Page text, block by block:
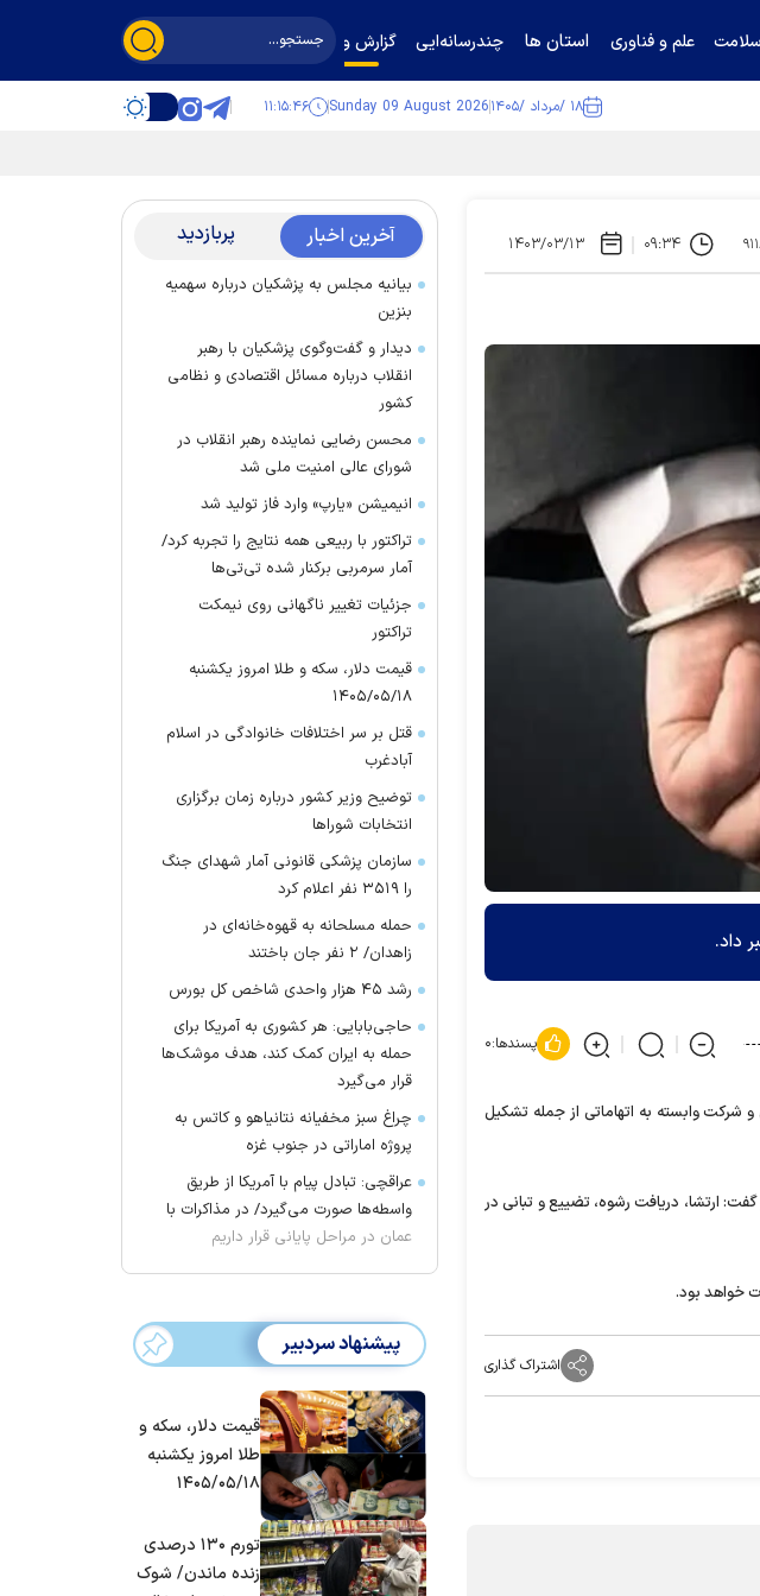
سلامت علم و فناوری استان ها چندرسانه‌ایی گزارش و گفت‌وگو
۱۸ /مرداد /۱۴۰۵ Sunday 09 August 2026 ۱۱:۱۵:۴۷
۰۹:۳۴ ۱۴۰۳/۰۳/۱۳
داد.
پسندها:۰
و شرکت وابسته به اتهاماتی از جمله تشکیل
گفت: ارتشا، دریافت رشوه، تضییع و تبانی در
خواهد بود.
اشتراک گذاری
آخرین اخبار پربازدید
بیانیه مجلس به پزشکیان درباره سهمیه
بنزین
دیدار و گفت‌وگوی پزشکیان با رهبر
انقلاب درباره مسائل اقتصادی و نظامی
کشور
محسن رضایی نماینده رهبر انقلاب در
شورای عالی امنیت ملی شد
انیمیشن «یارپ» وارد فاز تولید شد
تراکتور با ربیعی همه نتایج را تجربه کرد/
آمار سرمربی برکنار شده تی‌تی‌ها
جزئیات تغییر ناگهانی روی نیمکت
تراکتور
قیمت دلار، سکه و طلا امروز یکشنبه
۱۴۰۵/۰۵/۱۸
قتل بر سر اختلافات خانوادگی در اسلام
آبادغرب
توضیح وزیر کشور درباره زمان برگزاری
انتخابات شورا‌ها
سازمان پزشکی قانونی آمار شهدای جنگ
را ۳۵۱۹ نفر اعلام کرد
حمله مسلحانه به قهوه‌خانه‌ای در
زاهدان/ ۲ نفر جان باختند
رشد ۴۵ هزار واحدی شاخص کل بورس
حاجی‌بابایی: هر کشوری به آمریکا برای
حمله به ایران کمک کند، هدف موشک‌ها
قرار می‌گیرد
چراغ سبز مخفیانه نتانیاهو و کاتس به
پروژه اماراتی در جنوب غزه
عراقچی: تبادل پیام با آمریکا از طریق
واسطه‌ها صورت می‌گیرد/ در مذاکرات با
عمان در مراحل پایانی قرار داریم
پیشنهاد سردبیر
قیمت دلار، سکه و
طلا امروز یکشنبه
۱۴۰۵/۰۵/۱۸
تورم ۱۳۰ درصدی
زنده ماندن/ شوک